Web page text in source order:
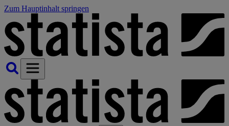
Zum Hauptinhalt springen